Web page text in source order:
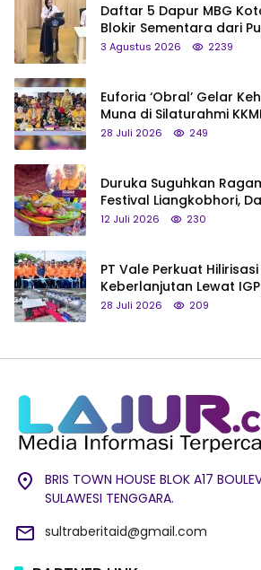
Daftar 5 Dapur MBG
Blokir Sementara dari
3 Agustus 2026 2239
Euforia ‘Obral’ Gelar
Muna di Silaturahmi
Saya Bukan Tipe Begitu,
28 Juli 2026 249
Duruka Suguhkan
Festival Liangkobhori,
hingga Tumpeng Beras
12 Juli 2026 230
PT Vale Perkuat
Keberlanjutan Lewat
28 Juli 2026 209
BRIS TOWN HOUSE BLOK A17
SULAWESI TENGGARA.
sultraberitaid@gmail.com